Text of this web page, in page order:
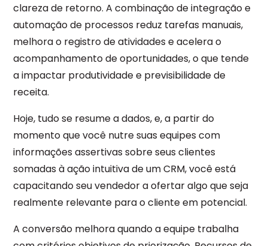
clareza de retorno. A combinação de integração e
automação de processos reduz tarefas manuais,
melhora o registro de atividades e acelera o
acompanhamento de oportunidades, o que tende
a impactar produtividade e previsibilidade de
receita.
Hoje, tudo se resume a dados, e, a partir do
momento que você nutre suas equipes com
informações assertivas sobre seus clientes
somadas à ação intuitiva de um CRM, você está
capacitando seu vendedor a ofertar algo que seja
realmente relevante para o cliente em potencial.
A conversão melhora quando a equipe trabalha